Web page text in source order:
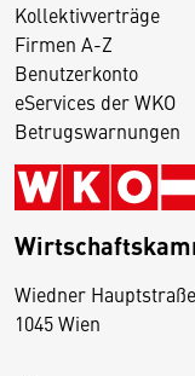
Kollektivverträge
Firmen A-Z
Benutzerkonto
eServices der WKO
Betrugswarnungen
Wiedner
1045 Wien
D